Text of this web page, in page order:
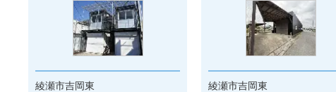
綾瀬市吉岡東
綾瀬市吉岡東